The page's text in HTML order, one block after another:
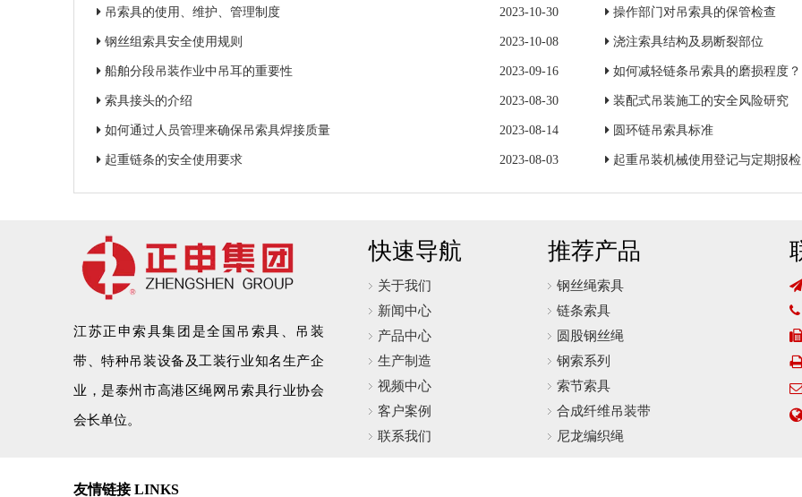
吊索具的使用、维护、管理制度 2023-10-30 操作部门对吊索具的保管检查
钢丝组索具安全使用规则 2023-10-08 浇注索具结构及易断裂部位
船舶分段吊装作业中吊耳的重要性 2023-09-16 如何减轻链条吊索具的磨损程度？
索具接头的介绍 2023-08-30 装配式吊装施工的安全风险研究
如何通过人员管理来确保吊索具焊接质量 2023-08-14 圆环链吊索具标准
起重链条的安全使用要求 2023-08-03 起重吊装机械使用登记与定期报检
江苏正申索具集团是全国吊索具、吊装
带、特种吊装设备及工装行业知名生产企
业，是泰州市高港区绳网吊索具行业协会
会长单位。
快速导航
关于我们
新闻中心
产品中心
生产制造
视频中心
客户案例
联系我们
推荐产品
钢丝绳索具
链条索具
圆股钢丝绳
钢索系列
索节索具
合成纤维吊装带
尼龙编织绳





友情链接 LINKS